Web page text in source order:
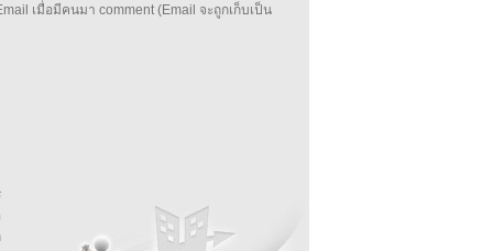
เมื่อมีคนมา comment (Email จะถูกเก็บเป็น